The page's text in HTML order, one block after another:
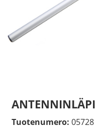
Tuotenumero: 05728